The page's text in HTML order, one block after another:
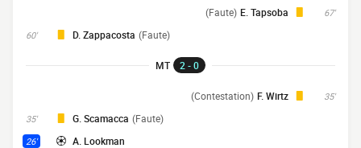
67'
E. Tapsoba
(Faute)
60' D. Zappacosta (Faute)
MT 2 - 0
35'
F. Wirtz
(Contestation)
35' G. Scamacca (Faute)
26' A. Lookman